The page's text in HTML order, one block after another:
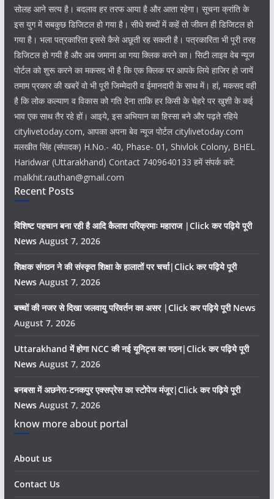
सोलह आने सत्य है। बदलाव हर तरफ आया है और आता रहेगा। सूचना क्रांति के
इस युग में सबकुछ डिजिटल हो गया है। सीधे शब्दों में कहें तो जीवन ही डिजिटल हो
गया है। भला पत्रकारिता इससे कैसे अछूती रह सकती है। पत्रकारिता भी पूरी तरह
डिजिटल हो गयी है और अब जमाना आ गया क्लिक करने का। सिटी लाइव वेब न्यूज
पोर्टल को शुरू करने का मकसद भी है कि एक क्लिक पर आपके लिये हाजिर हो जायें
तमाम प्रकार की खबरें वो भी पूरी जिम्मेदारी व ईमानदारी के साथ में। हां, मकसद वही
है कि लोक कल्याण व विकास को गति देना ताकि हर किसी के चेहरे पर खुशी के कई
भाव एक साथ तैर रहे हों। आइये, इस अभियान का हिस्सा बने और पढ़ते रहिये
citylivetoday.com, आपका अपना बेव न्यूज पोर्टल citylivetoday.com
मलखीत सिंह (संपादक) H.No.- 40, Phase- 01, Shivlok Colony, BHEL
Haridwar (Uttarakhand) Contact 7409640133 हमें संपर्क करें:
malkhit.rauthan@gmail.com
Recent Posts
विशिष्ट पहचान बना रही है आदि कैलाश परिक्रमाः महाराज |Click कर पढ़िये पूरी
News August 7, 2026
शिक्षक संगठन ने की संस्कृत शिक्षा के हालातों पर चर्चा|Click कर पढ़िये पूरी
News August 7, 2026
बच्चों की नजर से दिखा जलवायु परिवर्तन का असर |Click कर पढ़िये पूरी News
August 7, 2026
Uttarakhand में होगा NCC की नई यूनिट्स का गठन|Click कर पढ़िये पूरी
News August 7, 2026
बनबसा में अछनेरा-टनकपुर एक्सप्रेस का स्टोपेज मंजूर|Click कर पढ़िये पूरी
News August 7, 2026
know more about portal
About us
Contact Us